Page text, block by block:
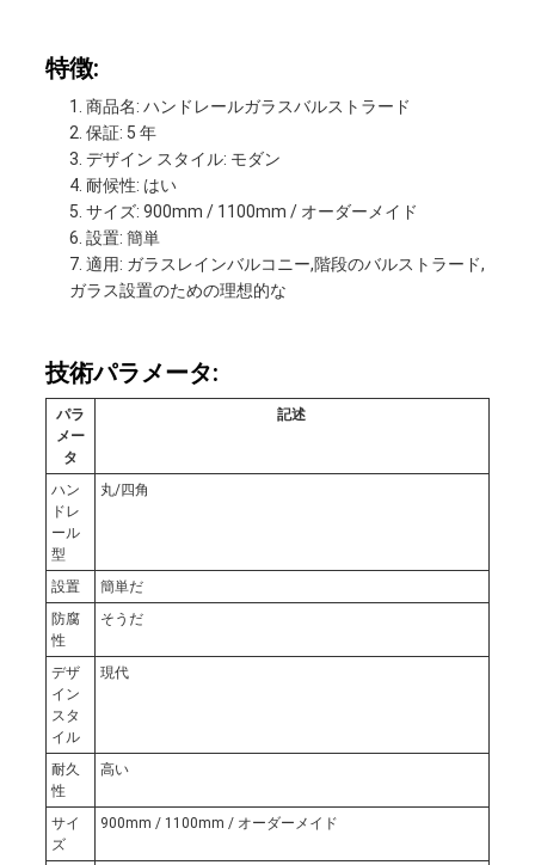
引
求
し
さ
い
特徴:
商品名: ハンドレールガラスバルストラード
保証: 5 年
デザイン スタイル: モダン
耐候性: はい
サイズ: 900mm / 1100mm / オーダーメイド
設置: 簡単
適用: ガラスレインバルコニー,階段のバルストラード,
ガラス設置のための理想的な
技術パラメータ:
パラ
メー
タ
記述
ハン
ドレ
ール
型
丸/四角
設置
簡単だ
防腐
性
そうだ
デザ
イン
スタ
イル
現代
耐久
性
高い
サイ
ズ
900mm / 1100mm / オーダーメイド